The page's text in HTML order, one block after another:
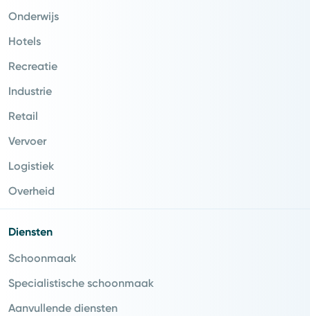
Onderwijs
Hotels
Recreatie
Industrie
Retail
Vervoer
Logistiek
Overheid
Diensten
Schoonmaak
Specialistische schoonmaak
Aanvullende diensten